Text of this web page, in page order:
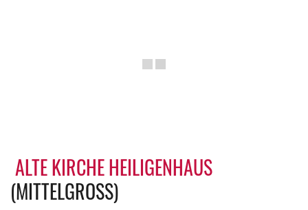
ALTE KIRCHE HEILIGENHAUS
(MITTELGROSS)